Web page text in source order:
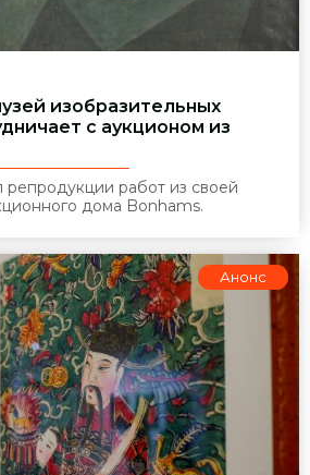
изобразительных
с аукционом из
репродукции работ из своей
дома Bonhams.
Анонс